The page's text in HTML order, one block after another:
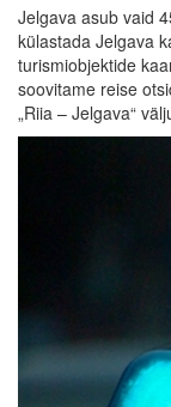
Jelgava asub vaid
külastada Jelgava
turismiobjektide
soovitame reise
„Riia – Jelgava“